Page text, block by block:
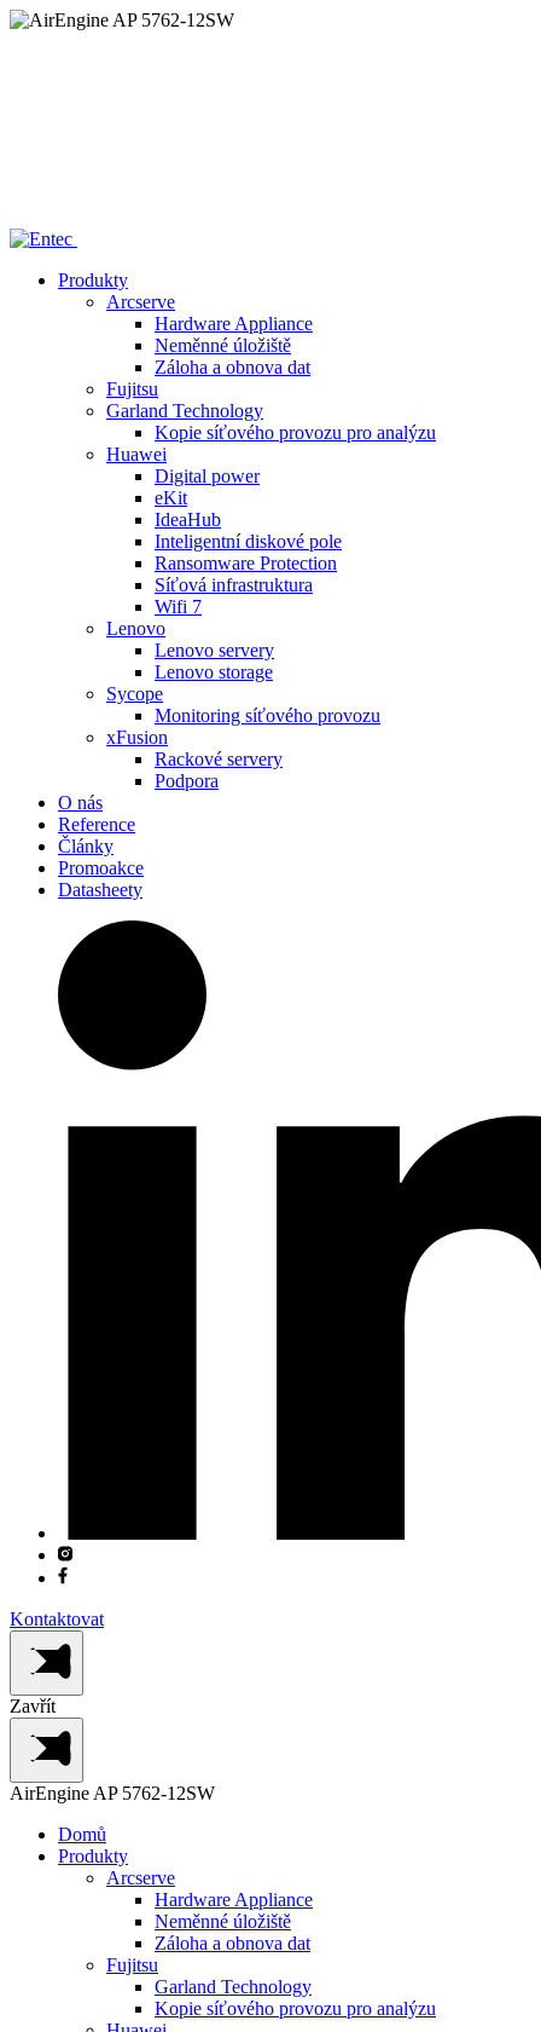
Produkty
Arcserve
Hardware Appliance
Neměnné úložiště
Záloha a obnova dat
Fujitsu
Garland Technology
Kopie síťového provozu pro analýzu
Huawei
Digital power
eKit
IdeaHub
Inteligentní diskové pole
Ransomware Protection
Síťová infrastruktura
Wifi 7
Lenovo
Lenovo servery
Lenovo storage
Sycope
Monitoring síťového provozu
xFusion
Rackové servery
Podpora
O nás
Reference
Články
Promoakce
Datasheety
Kontaktovat
Zavřít
AirEngine AP 5762-12SW
Domů
Produkty
Arcserve
Hardware Appliance
Neměnné úložiště
Záloha a obnova dat
Fujitsu
Garland Technology
Kopie síťového provozu pro analýzu